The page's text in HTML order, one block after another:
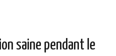
saine pendant le